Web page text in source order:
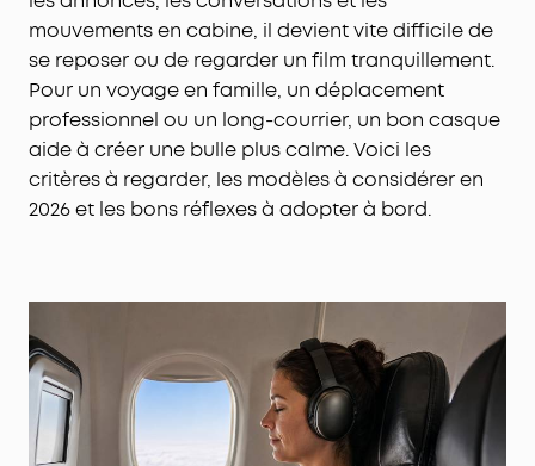
mouvements en cabine, il devient vite difficile de
se reposer ou de regarder un film tranquillement.
Pour un voyage en famille, un déplacement
professionnel ou un long-courrier, un bon casque
aide à créer une bulle plus calme. Voici les
critères à regarder, les modèles à considérer en
2026 et les bons réflexes à adopter à bord.